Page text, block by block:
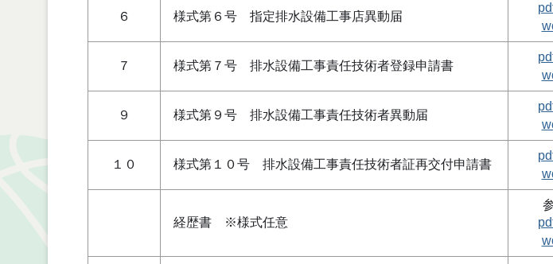
６ 様式第６号 指定排水設備工事店異動届
７ 様式第７号 排水設備工事責任技術者登録申請書
９ 様式第９号 排水設備工事責任技術者異動届
１０ 様式第１０号 排水設備工事責任技術者証再交付申請書
経歴書 ※様式任意